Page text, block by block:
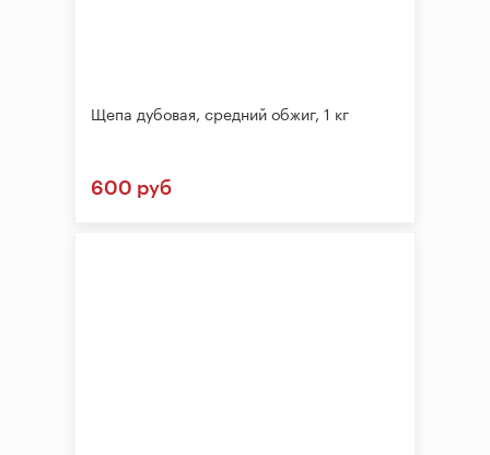
Щепа дубовая, средний обжиг, 1 кг
600 руб